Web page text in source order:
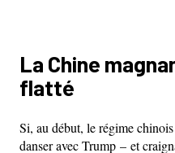
La Chine
flatté
Si, au début, le régime
danser avec Trump – et